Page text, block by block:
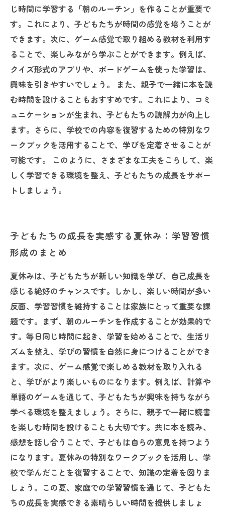
じ時間に学習する「朝のルーチン」を作ることが重要で
す。これにより、子どもたちが時間の感覚を培うことが
できます。次に、ゲーム感覚で取り組める教材を利用す
ることで、楽しみながら学ぶことができます。例えば、
クイズ形式のアプリや、ボードゲームを使った学習は、
興味を引きやすいでしょう。 また、親子で一緒に本を読
む時間を設けることもおすすめです。これにより、コミ
ュニケーションが生まれ、子どもたちの読解力が向上し
ます。さらに、学校での内容を復習するための特別なワ
ークブックを活用することで、学びを定着させることが
可能です。 このように、さまざまな工夫をこらして、楽
しく学習できる環境を整え、子どもたちの成長をサポー
トしましょう。
子どもたちの成長を実感する夏休み：学習習慣
形成のまとめ
夏休みは、子どもたちが新しい知識を学び、自己成長を
感じる絶好のチャンスです。しかし、楽しい時間が多い
反面、学習習慣を維持することは家族にとって重要な課
題です。まず、朝のルーチンを作成することが効果的で
す。毎日同じ時間に起き、学習を始めることで、生活リ
ズムを整え、学びの習慣を自然に身につけることができ
ます。次に、ゲーム感覚で楽しめる教材を取り入れる
と、学びがより楽しいものになります。例えば、計算や
単語のゲームを通じて、子どもたちが興味を持ちながら
学べる環境を整えましょう。さらに、親子で一緒に読書
を楽しむ時間を設けることも大切です。共に本を読み、
感想を話し合うことで、子どもは自らの意見を持つよう
になります。夏休みの特別なワークブックを活用し、学
校で学んだことを復習することで、知識の定着を図りま
しょう。この夏、家庭での学習習慣を通じて、子どもた
ちの成長を実感できる素晴らしい時間を提供しましょ